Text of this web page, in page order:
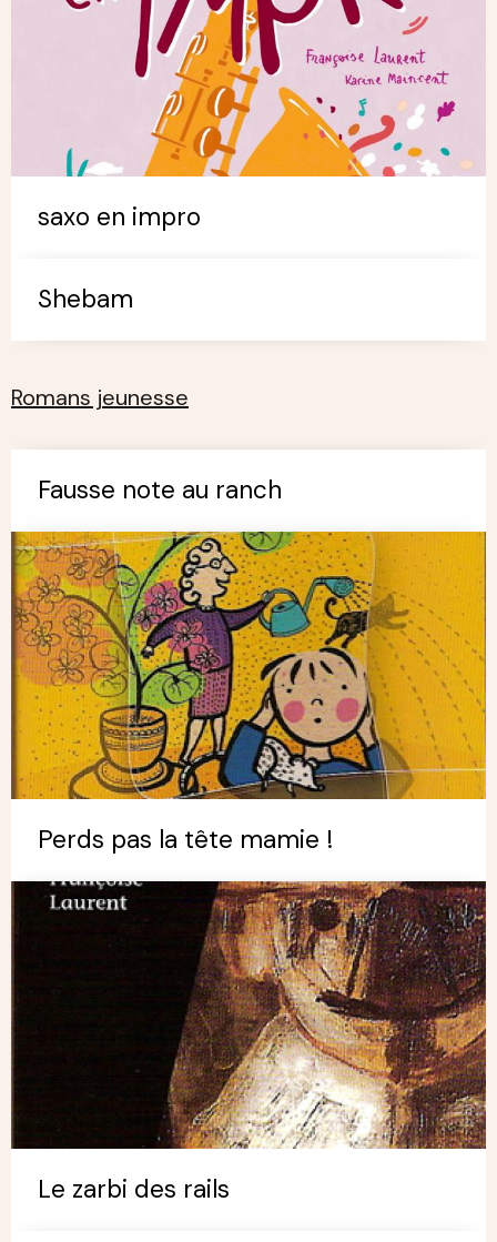
saxo en impro
Shebam
Romans jeunesse
Fausse note au ranch
Perds pas la tête mamie !
Le zarbi des rails